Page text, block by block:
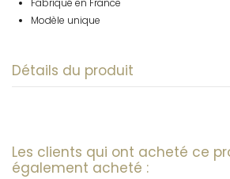
Fabriqué en France
Modèle unique
Détails du produit
Les clients qui ont acheté ce
également acheté :